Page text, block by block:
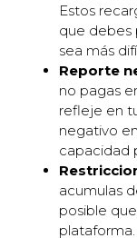
Estos
que debes
sea más
Reporte
no pagas
refleje en
negativo
capacidad
acumulas
posible